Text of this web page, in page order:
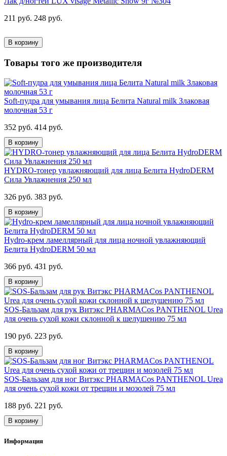
211 руб. 248 руб.
В корзину
Товары того же производителя
Soft-пудра для умывания лица Белита Natural milk Злаковая
молочная 53 г
352 руб. 414 руб.
В корзину
HYDRO-тонер увлажняющий для лица Белита HydroDERM
Сила Увлажнения 250 мл
326 руб. 383 руб.
В корзину
Hydro-крем ламеллярный для лица ночной увлажняющий
Белита HydroDERM 50 мл
366 руб. 431 руб.
В корзину
SOS-Бальзам для рук Витэкс PHARMACos PANTHENOL Urea
для очень сухой кожи склонной к шелушению 75 мл
190 руб. 223 руб.
В корзину
SOS-Бальзам для ног Витэкс PHARMACos PANTHENOL Urea
для очень сухой кожи от трещин и мозолей 75 мл
188 руб. 221 руб.
В корзину
Информация